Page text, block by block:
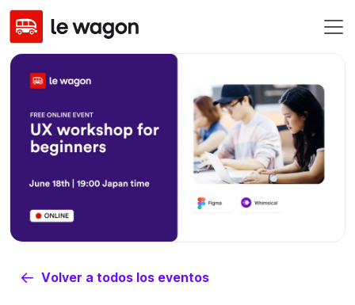
Volver a todos los eventos